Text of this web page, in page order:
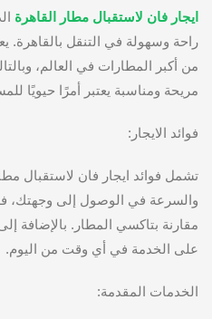
ايجار فان لاستقبال مطار القاهرة
راحة وسهولة في التنقل بالقاهرة.
من أكبر المطارات في العالم،
مريحة ومناسبة يعتبر أمرًا حيويًا
فوائد الايجار:
تشمل فوائد ايجار فان لاستقبال
والسرعة في الوصول إلى وجهتك،
مقارنة بتاكسي المطار. بالإضافة
على الخدمة في أي وقت من اليوم.
الخدمات المقدمة: